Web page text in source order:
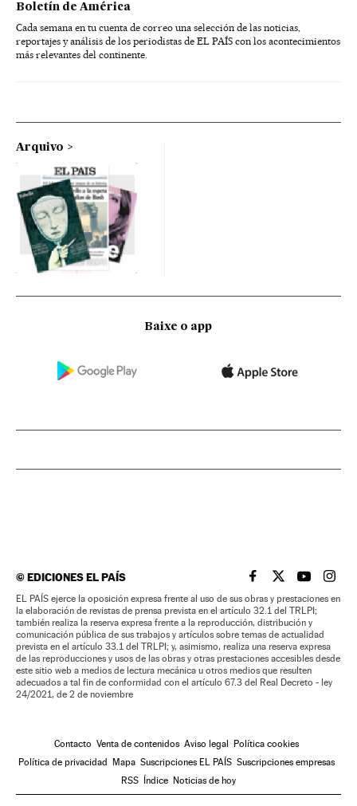
Boletín de América
Cada semana en tu cuenta de correo una selección de las noticias,
reportajes y análisis de los periodistas de EL PAÍS con los acontecimientos
más relevantes del continente.
Arquivo
Baixe o app
©EDICIONES EL PAÍS EL PAÍS BRASIL EN
EL PAÍSEL PAÍS
EL
EL PAÍS ejerce la oposición expresa frente al uso de sus obras y prestaciones en
la elaboración de revistas de prensa prevista en el artículo 32.1 del TRLPI;
también realiza la reserva expresa frente a la reproducción, distribución y
comunicación pública de sus trabajos y artículos sobre temas de actualidad
prevista en el artículo 33.1 del TRLPI; y, asimismo, realiza una reserva expresa
de las reproducciones y usos de las obras y otras prestaciones accesibles desde
este sitio web a medios de lectura mecánica u otros medios que resulten
adecuados a tal fin de conformidad con el artículo 67.3 del Real Decreto - ley
24/2021, de 2 de noviembre
Contacto Venta de contenidos Aviso legal Política cookies
Política de privacidad Mapa Suscripciones EL PAÍS Suscripciones empresas
RSS Índice Noticias de hoy